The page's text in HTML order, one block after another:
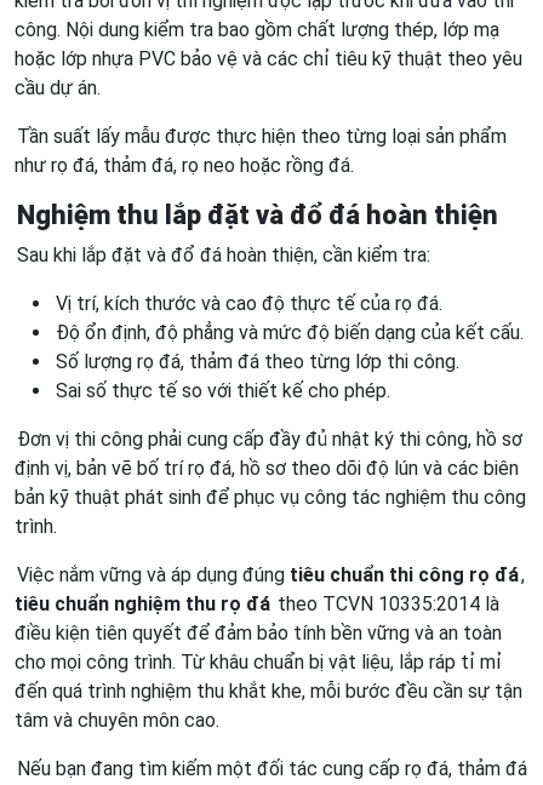
công. Nội dung kiểm tra bao gồm chất lượng thép, lớp mạ
hoặc lớp nhựa PVC bảo vệ và các chỉ tiêu kỹ thuật theo yêu
cầu dự án.
Tần suất lấy mẫu được thực hiện theo từng loại sản phẩm
như rọ đá, thảm đá, rọ neo hoặc rồng đá.
Nghiệm thu lắp đặt và đổ đá hoàn thiện
Sau khi lắp đặt và đổ đá hoàn thiện, cần kiểm tra:
Vị trí, kích thước và cao độ thực tế của rọ đá.
Độ ổn định, độ phẳng và mức độ biến dạng của kết cấu.
Số lượng rọ đá, thảm đá theo từng lớp thi công.
Sai số thực tế so với thiết kế cho phép.
Đơn vị thi công phải cung cấp đầy đủ nhật ký thi công, hồ sơ
định vị, bản vẽ bố trí rọ đá, hồ sơ theo dõi độ lún và các biên
bản kỹ thuật phát sinh để phục vụ công tác nghiệm thu công
trình.
Việc nắm vững và áp dụng đúng tiêu chuẩn thi công rọ đá,
tiêu chuẩn nghiệm thu rọ đá theo TCVN 10335:2014 là
điều kiện tiên quyết để đảm bảo tính bền vững và an toàn
cho mọi công trình. Từ khâu chuẩn bị vật liệu, lắp ráp tỉ mỉ
đến quá trình nghiệm thu khắt khe, mỗi bước đều cần sự tận
tâm và chuyên môn cao.
Nếu bạn đang tìm kiếm một đối tác cung cấp rọ đá, thảm đá